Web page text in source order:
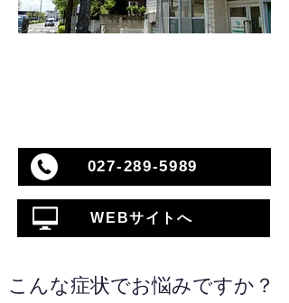
027-289-5989
WEBサイトへ
こんな症状でお悩みですか？